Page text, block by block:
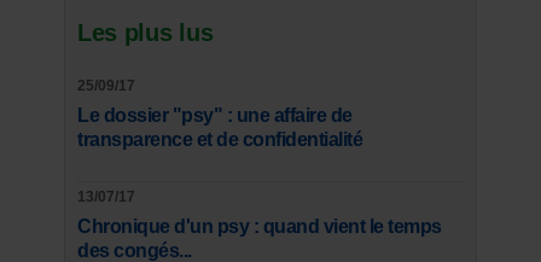
Les plus lus
25/09/17
Le dossier "psy" : une affaire de
transparence et de confidentialité
13/07/17
Chronique d'un psy : quand vient le temps
des congés...